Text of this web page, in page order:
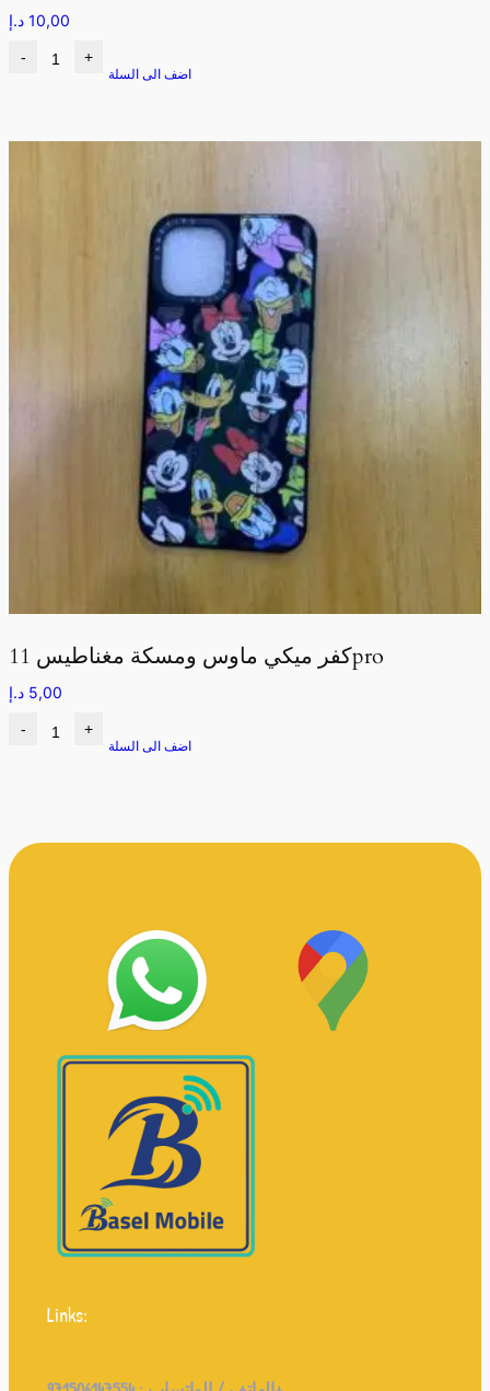
10,00 د.إ
- +
اضف الى السلة
كفر ميكي ماوس ومسكة مغناطيس 11pro
5,00 د.إ
- +
اضف الى السلة
Links: